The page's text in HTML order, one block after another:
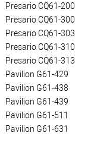
Presario CQ61-200
Presario CQ61-300
Presario CQ61-303
Presario CQ61-310
Presario CQ61-313
Pavilion G61-429
Pavilion G61-438
Pavilion G61-439
Pavilion G61-511
Pavilion G61-631